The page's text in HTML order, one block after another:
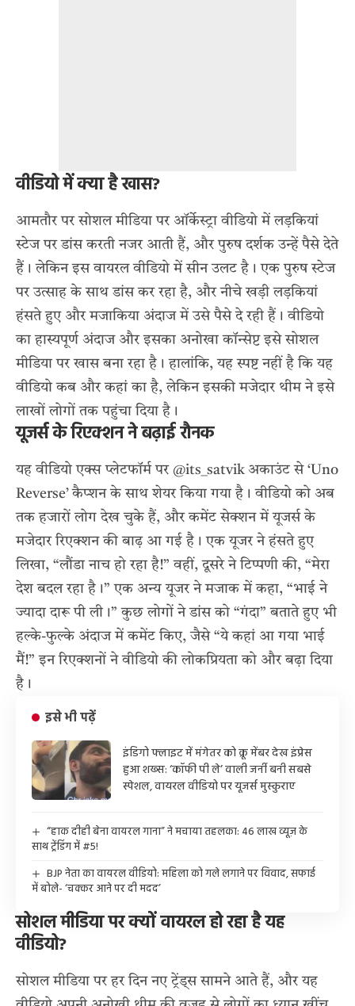
वीडियो में क्या है खास?
आमतौर पर सोशल मीडिया पर ऑर्केस्ट्रा वीडियो में लड़कियां
स्टेज पर डांस करती नजर आती हैं, और पुरुष दर्शक उन्हें पैसे देते
हैं। लेकिन इस वायरल वीडियो में सीन उलट है। एक पुरुष स्टेज
पर उत्साह के साथडांस कर रहा है, और नीचे खड़ी लड़कियां
हंसते हुए और मजाकिया अंदाज में उसे पैसे दे रही हैं। वीडियो
का हास्यपूर्ण अंदाज और इसका अनोखा कॉन्सेप्ट इसे सोशल
मीडिया पर खास बना रहा है। हालांकि, यह स्पष्ट नहीं है कि यह
वीडियो कब और कहां का है, लेकिन इसकी मजेदार थीम ने इसे
लाखों लोगों तक पहुंचा दिया है।
यूजर्स के रिएक्शन ने बढ़ाई रौनक
यह वीडियो एक्स प्लेटफॉर्म पर @its_satvik अकाउंट से ‘Uno
Reverse’ कैप्शन के साथ शेयर किया गया है। वीडियो को अब
तक हजारों लोग देख चुके हैं, और कमेंट सेक्शन में यूजर्स के
मजेदार रिएक्शन की बाढ़ आ गई है। एक यूजर ने हंसते हुए
लिखा, “लौंडा नाच हो रहा है!” वहीं, दूसरे ने टिप्पणी की, “मेरा
देश बदल रहा है।” एक अन्य यूजर ने मजाक में कहा, “भाई ने
ज्यादा दारू पी ली।” कुछ लोगों ने डांस को “गंदा” बताते हुए भी
हल्के-फुल्के अंदाज में कमेंट किए, जैसे “ये कहां आ गया भाई
मैं!” इन रिएक्शनों ने वीडियो की लोकप्रियता को और बढ़ा दिया
है।
इसे भी पढ़ें
इंडिगो फ्लाइट में मंगेतर को क्रू मेंबर देख इंप्रेस
हुआ शख्स: ‘कॉफी पी ले’ वाली जर्नी बनी सबसे
स्पेशल, वायरल वीडियो पर यूजर्स मुस्कुराए
“हाक दीही बेना वायरल गाना” ने मचाया तहलका: 46 लाख व्यूज़ के
साथ ट्रेंडिंग में #5!
BJP नेता का वायरल वीडियो: महिला को गले लगाने पर विवाद, सफाई
में बोले- ‘चक्कर आने पर दी मदद’
सोशल मीडिया पर क्यों वायरल हो रहा है यह
वीडियो?
सोशल मीडिया पर हर दिन नए ट्रेंड्स सामने आते हैं, और यह